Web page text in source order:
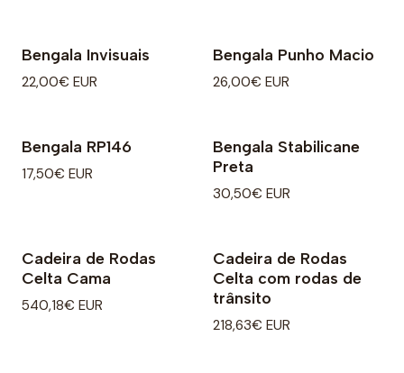
Bengala Invisuais
22,00€ EUR
Bengala Punho Macio
26,00€ EUR
Bengala RP146
17,50€ EUR
Bengala Stabilicane
Preta
30,50€ EUR
Cadeira de Rodas
Celta Cama
540,18€ EUR
Cadeira de Rodas
Celta com rodas de
trânsito
218,63€ EUR